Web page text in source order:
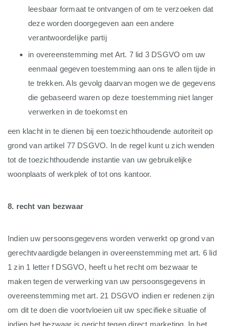
leesbaar formaat te ontvangen of om te verzoeken dat
deze worden doorgegeven aan een andere
verantwoordelijke partij
in overeenstemming met Art. 7 lid 3 DSGVO om uw
eenmaal gegeven toestemming aan ons te allen tijde in
te trekken. Als gevolg daarvan mogen we de gegevens
die gebaseerd waren op deze toestemming niet langer
verwerken in de toekomst en
een klacht in te dienen bij een toezichthoudende autoriteit op
grond van artikel 77 DSGVO. In de regel kunt u zich wenden
tot de toezichthoudende instantie van uw gebruikelijke
woonplaats of werkplek of tot ons kantoor.
8. recht van bezwaar
Indien uw persoonsgegevens worden verwerkt op grond van
gerechtvaardigde belangen in overeenstemming met art. 6 lid
1 zin 1 letter f DSGVO, heeft u het recht om bezwaar te
maken tegen de verwerking van uw persoonsgegevens in
overeenstemming met art. 21 DSGVO indien er redenen zijn
om dit te doen die voortvloeien uit uw specifieke situatie of
indien het bezwaar is gericht tegen direct marketing. In het